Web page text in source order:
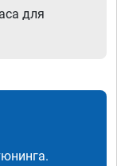
для